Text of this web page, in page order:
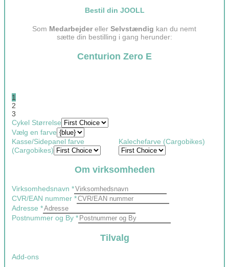
Bestil din JOOLL
Som Medarbejder ellerSelvstændig kan du nemt
sætte din bestilling i gang herunder:
Centurion Zero E
1
2
3
Cykel Størrelse
Vælg en farve
Kasse/Sidepanel farve
(Cargobikes)
Kalechefarve (Cargobikes)
Om virksomheden
Virksomhedsnavn *
CVR/EAN nummer *
Adresse *
Postnummer og By *
Tilvalg
Add-ons